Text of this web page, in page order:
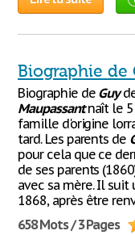
Biographie de
Biographie de Guy
Maupassantnaît le 5
famille d'origine
tard. Les parents de
pour cela que ce
de ses parents
avec sa mère. Il
1868, après être
658 Mots / 3 Pages